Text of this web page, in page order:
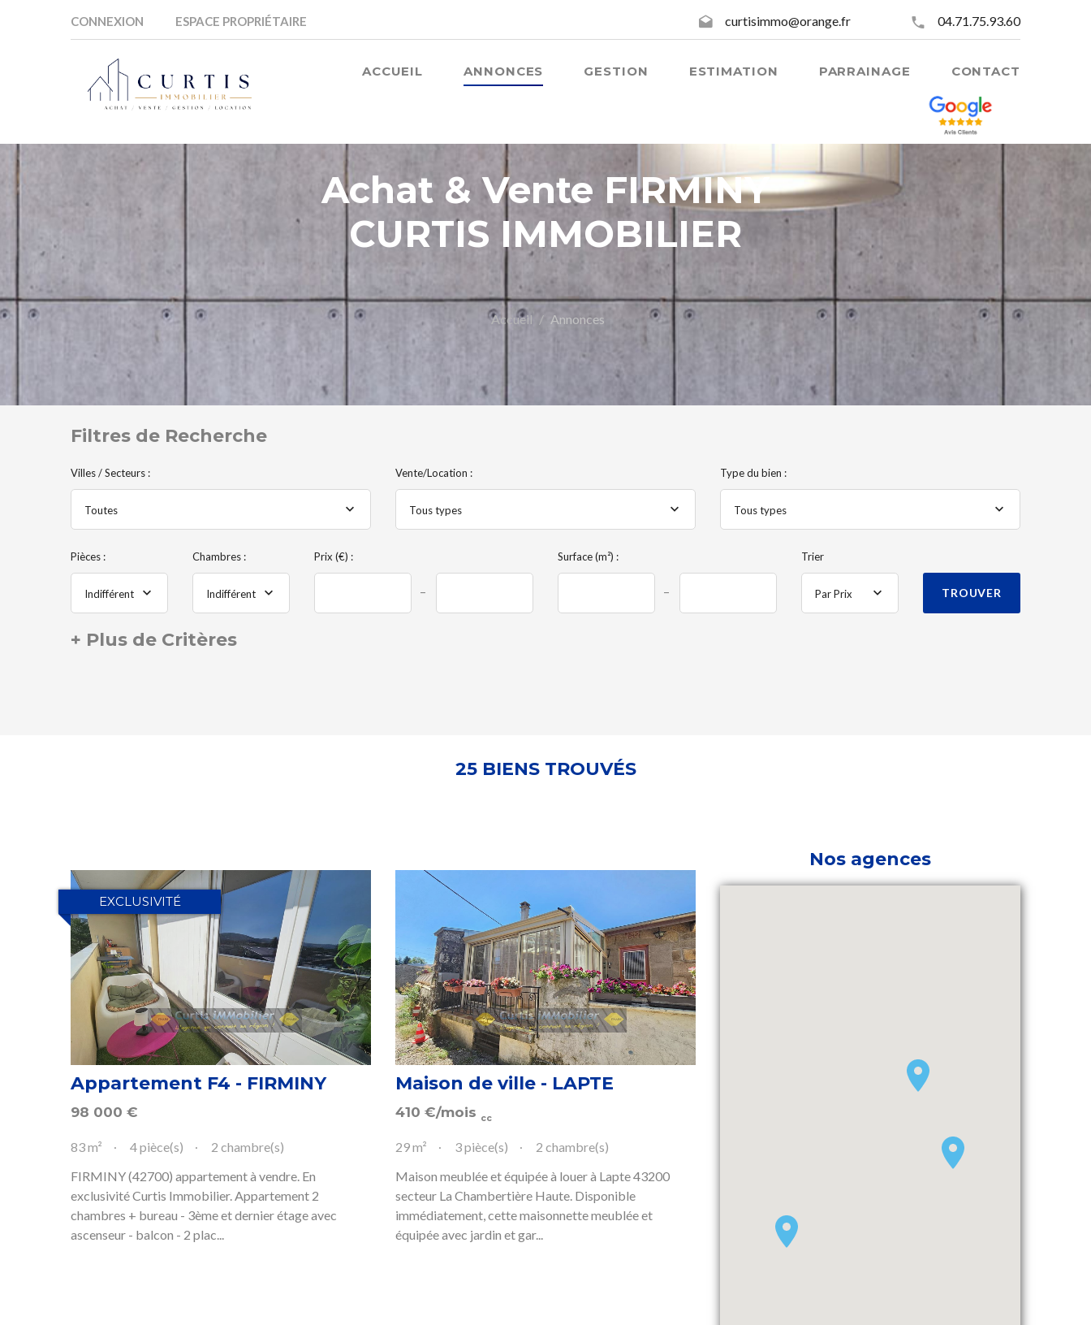
CONNEXION ESPACE PROPRIÉTAIRE curtisimmo@orange.fr 04.71.75.93.60
ACCUEIL ANNONCES GESTION ESTIMATION PARRAINAGE CONTACT
Achat & Vente FIRMINY
CURTIS IMMOBILIER
Accueil Annonces
Filtres de Recherche
Villes / Secteurs :
Toutes
Vente/Location :
Tous types
Type du bien :
Tous types
Pièces :
Indifférent
Chambres :
Indifférent
Prix (€) : Surface (m²) : Trier
Par Prix TROUVER
+ Plus de Critères
25 BIENS TROUVÉS
EXCLUSIVITÉ
Appartement F4 - FIRMINY
98 000 €
83 m² 4 pièce(s)
2 chambre(s)
FIRMINY (42700) appartement à vendre. En
exclusivité Curtis Immobilier. Appartement 2
chambres + bureau - 3ème et dernier étage avec
ascenseur - balcon - 2 plac...
Maison de ville - LAPTE
410 €/mois cc
29 m² 3 pièce(s)
2 chambre(s)
Maison meublée et équipée à louer à Lapte 43200
secteur La Chambertière Haute. Disponible
immédiatement, cette maisonnette meublée et
équipée avec jardin et gar...
Nos agences